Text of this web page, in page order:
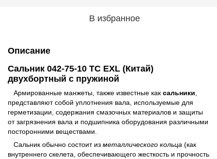
В избранное
Описание
Сальник 042-75-10 TC EXL (Китай)
двухбортный с пружиной
Армированные манжеты, также известные как сальники
представляют собой уплотнения вала, используемые для
герметизации, содержания смазочных материалов и защиты
от загрязнения вала и подшипника оборудования различными
посторонними веществами.
Сальник обычно состоит из металлического кольца (как
внутреннего скелета, обеспечивающего жесткость и прочность